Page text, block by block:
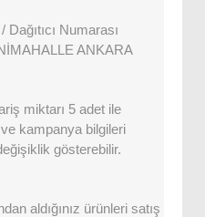
Numarası
ANKARA
miktarı 5 adet ile
ve kampanya bilgileri
gösterebilir.
aldığınız ürünleri satış